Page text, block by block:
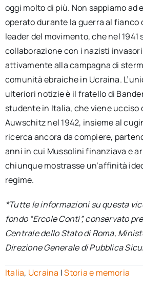
oggi molto di più. Non sappiamo ad
operato durante la guerra al fianco
leader del movimento, che nel 1941
collaborazione con i nazisti
attivamente alla campagna di
comunità ebraiche in Ucraina.
ulteriori notizie è il fratello di
studente in Italia, che viene ucciso
Auwschitz nel 1942, insieme al
ricerca ancora da compiere,
anni in cui Mussolini finanziava e
chiunque mostrasse un’affinità
regime.
*Tutte le informazioni su questa
fondo “Ercole Conti”, conservato
Centrale dello Stato di Roma,
Direzione Generale di Pubblica
Italia, Ucraina |Storia e memoria